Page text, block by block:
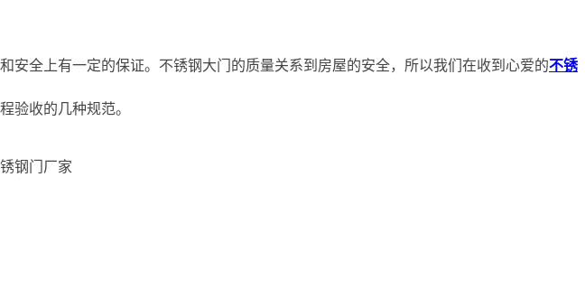
全上有一定的保证。不锈钢大门的质量关系到房屋的安全，所以我们在收到心爱的不锈
验收的几种规范。